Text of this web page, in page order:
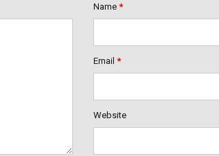
Name *
Email *
Website